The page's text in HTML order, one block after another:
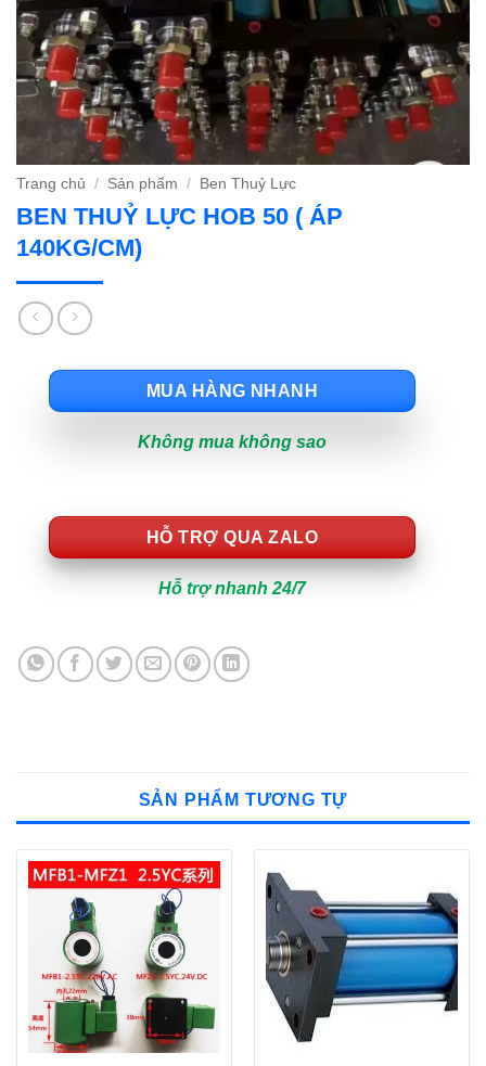
Trang chủ / Sản phẩm / Ben Thuỷ Lực
BEN THUỶ LỰC HOB 50 ( ÁP
140KG/CM)
MUA HÀNG NHANH
Không mua không sao
HỖ TRỢ QUA ZALO
Hỗ trợ nhanh 24/7
SẢN PHẨM TƯƠNG TỰ